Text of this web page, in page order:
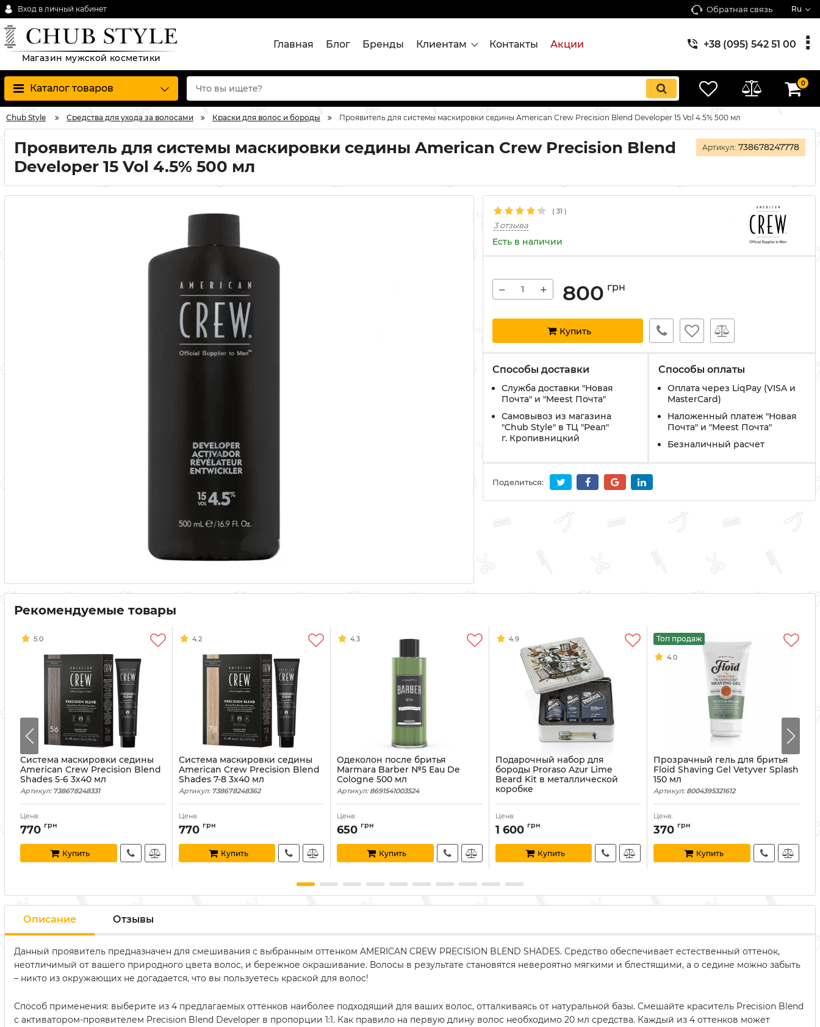
Вход в личный кабинет Обратная связь Ru
Магазин мужской косметики
Главная Блог Бренды Клиентам Контакты Акции +38 (095) 542 51 00
Каталог товаров 0
Chub Style Средства для ухода за волосами Краски для волос и бороды Проявитель для системы маскировки седины American Crew Precision Blend Developer 15 Vol 4.5% 500 мл
Проявитель для системы маскировки седины American Crew Precision Blend
Developer 15 Vol 4.5% 500 мл
Артикул: 738678247778
( 31 )
3 отзыва
Есть в наличии
− + 800 грн
Купить
Способы доставки
Служба доставки "Новая
Почта" и "Meest Почта"
Самовывоз из магазина
"Chub Style" в ТЦ "Реал"
г. Кропивницкий
Способы оплаты
Оплата через LiqPay (VISA и
MasterCard)
Наложенный платеж "Новая
Почта" и "Meest Почта"
Безналичный расчет
Поделиться:
Рекомендуемые товары
5.0
Система маскировки седины
American Crew Precision Blend
Shades 5-6 3х40 мл
Артикул: 738678248331
Цена:
770 грн
Купить
4.2
Система маскировки седины
American Crew Precision Blend
Shades 7-8 3х40 мл
Артикул: 738678248362
Цена:
770 грн
Купить
4.3
Одеколон после бритья
Marmara Barber №5 Eau De
Cologne 500 мл
Артикул: 8691541003524
Цена:
650 грн
Купить
4.9
Подарочный набор для
бороды Proraso Azur Lime
Beard Kit в металлической
коробке
Цена:
1 600 грн
Купить
Топ продаж
4.0
Прозрачный гель для бритья
Floid Shaving Gel Vetyver Splash
150 мл
Артикул: 8004395321612
Цена:
370 грн
Купить
Описание Отзывы
Данный проявитель предназначен для смешивания с выбранным оттенком AMERICAN CREW PRECISION BLEND SHADES. Средство обеспечивает естественный оттенок,
неотличимый от вашего природного цвета волос, и бережное окрашивание. Волосы в результате становятся невероятно мягкими и блестящими, а о седине можно забыть
– никто из окружающих не догадается, что вы пользуетесь краской для волос!
Способ применения: выберите из 4 предлагаемых оттенков наиболее подходящий для ваших волос, отталкиваясь от натуральной базы. Смешайте краситель Precision Blend
с активатором-проявителем Precision Blend Developer в пропорции 1:1. Как правило на первую длину волос необходимо 20 мл средства. Каждый из 4 оттенков может